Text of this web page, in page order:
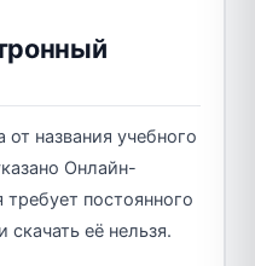
названия учебного
Онлайн-
требует постоянного
скачать её нельзя.